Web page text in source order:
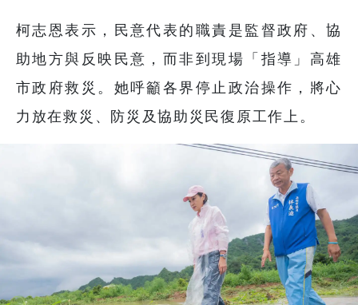
柯志恩表示，民意代表的職責是監督政府、協
助地方與反映民意，而非到現場「指導」高雄
市政府救災。她呼籲各界停止政治操作，將心
力放在救災、防災及協助災民復原工作上。